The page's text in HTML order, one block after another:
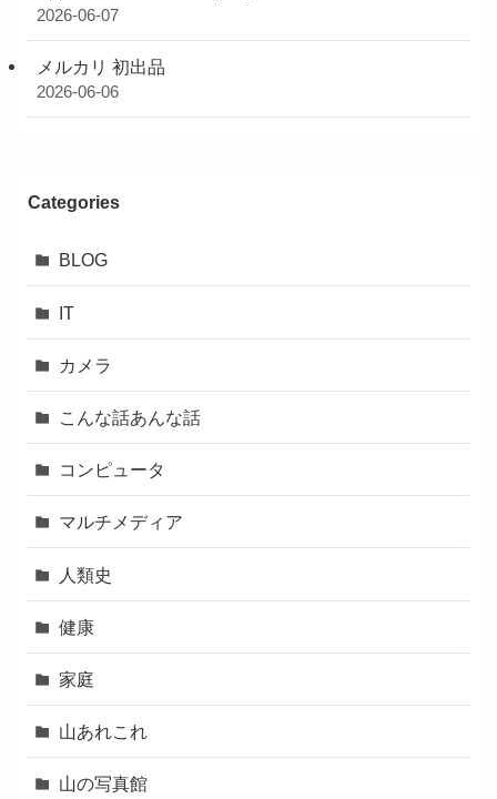
2026-06-07
メルカリ 初出品
2026-06-06
Categories
BLOG
IT
カメラ
こんな話あんな話
コンピュータ
マルチメディア
人類史
健康
家庭
山あれこれ
山の写真館